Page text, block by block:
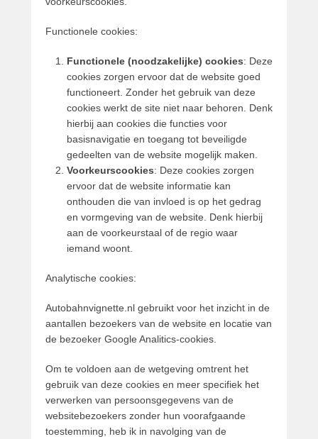
Functionele cookies:
Functionele (noodzakelijke) cookies: Deze
cookies zorgen ervoor dat de website goed
functioneert. Zonder het gebruik van deze
cookies werkt de site niet naar behoren. Denk
hierbij aan cookies die functies voor
basisnavigatie en toegang tot beveiligde
gedeelten van de website mogelijk maken.
Voorkeurscookies: Deze cookies zorgen
ervoor dat de website informatie kan
onthouden die van invloed is op het gedrag
en vormgeving van de website. Denk hierbij
aan de voorkeurstaal of de regio waar
iemand woont.
Analytische cookies:
Autobahnvignette.nl gebruikt voor het inzicht in de
aantallen bezoekers van de website en locatie van
de bezoeker Google Analitics-cookies.
Om te voldoen aan de wetgeving omtrent het
gebruik van deze cookies en meer specifiek het
verwerken van persoonsgegevens van de
websitebezoekers zonder hun voorafgaande
toestemming, heb ik in navolging van de